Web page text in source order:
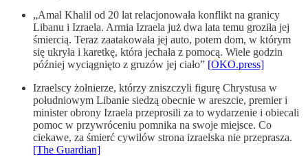
„Amal Khalil od 20 lat relacjonowała konflikt na granicy
Libanu i Izraela. Armia Izraela już dwa lata temu groziła jej
śmiercią. Teraz zaatakowała jej auto, potem dom, w którym
się ukryła i karetkę, która jechała z pomocą. Wiele godzin
później wyciągnięto z gruzów jej ciało” [OKO.press]
Izraelscy żołnierze, którzy zniszczyli figurę Chrystusa w
południowym Libanie siedzą obecnie w areszcie, premier i
minister obrony Izraela przeprosili za to wydarzenie i obiecali
pomoc w przywróceniu pomnika na swoje miejsce. Co
ciekawe, za śmierć cywilów strona izraelska nie przeprasza.
[The Guardian]